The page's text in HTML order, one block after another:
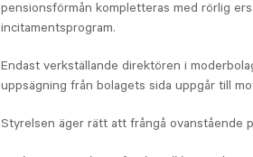
pensionsförmån kompletteras med rörlig
incitamentsprogram.
Endast verkställande direktören i
uppsägning från bolagets sida uppgår till
Styrelsen äger rätt att frångå ovanstående